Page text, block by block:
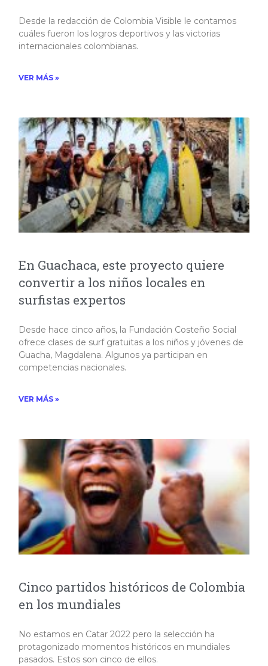
Desde la redacción de Colombia Visible le contamos
cuáles fueron los logros deportivos y las victorias
internacionales colombianas.
VER MÁS »
En Guachaca, este proyecto quiere
convertir a los niños locales en
surfistas expertos
Desde hace cinco años, la Fundación Costeño Social
ofrece clases de surf gratuitas a los niños y jóvenes de
Guacha, Magdalena. Algunos ya participan en
competencias nacionales.
VER MÁS »
Cinco partidos históricos de Colombia
en los mundiales
No estamos en Catar 2022 pero la selección ha
protagonizado momentos históricos en mundiales
pasados. Estos son cinco de ellos.